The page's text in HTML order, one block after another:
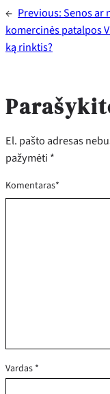
← Previous:Senos ar
komercinės patalpos
ką rinktis?
El. pašto adresas
pažymėti *
Komentaras*
Vardas *